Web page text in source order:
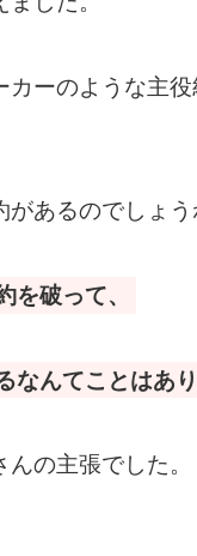
カーのような主
あるのでしょう
を破って、
なんてことはあ
の主張でした。